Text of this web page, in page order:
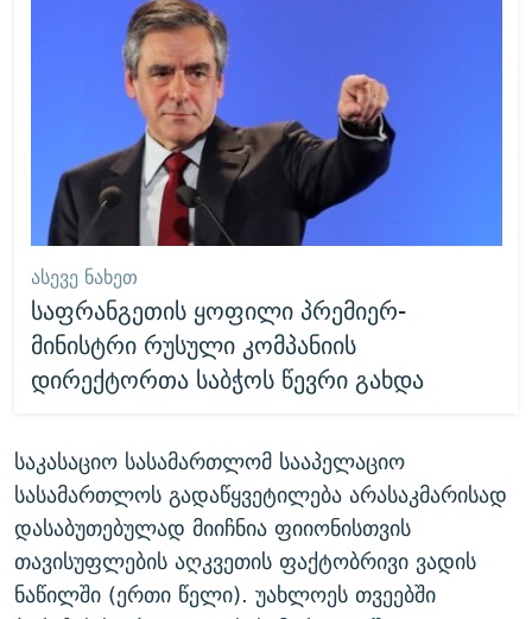
ᲐᲡᲔᲕᲔ ᲜᲐᲮᲔᲗ
საფრანგეთის ყოფილი პრემიერ-
მინისტრი რუსული კომპანიის
დირექტორთა საბჭოს წევრი გახდა
საკასაციო სასამართლომ სააპელაციო
სასამართლოს გადაწყვეტილება არასაკმარისად
დასაბუთებულად მიიჩნია ფიიონისთვის
თავისუფლების აღკვეთის ფაქტობრივი ვადის
ნაწილში (ერთი წელი). უახლოეს თვეებში